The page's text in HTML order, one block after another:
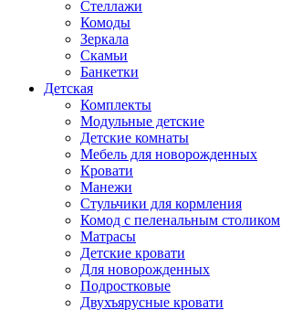
Стеллажи
Комоды
Зеркала
Скамьи
Банкетки
Детская
Комплекты
Модульные детские
Детские комнаты
Мебель для новорожденных
Кровати
Манежи
Стульчики для кормления
Комод с пеленальным столиком
Матрасы
Детские кровати
Для новорожденных
Подростковые
Двухъярусные кровати